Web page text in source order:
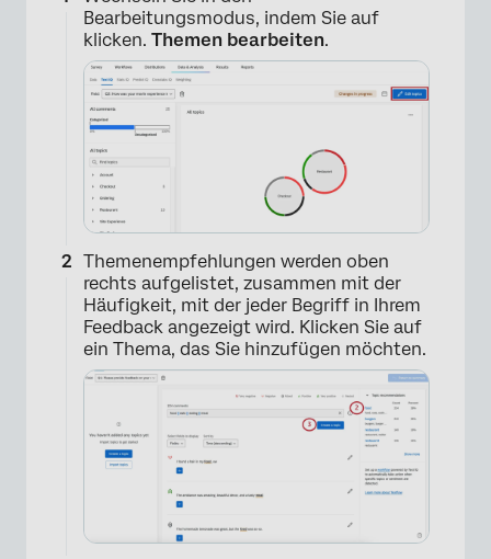
Bearbeitungsmodus, indem Sie auf
klicken. Themen bearbeiten.
Themenempfehlungen werden oben
rechts aufgelistet, zusammen mit der
Häufigkeit, mit der jeder Begriff in Ihrem
Feedback angezeigt wird. Klicken Sie auf
ein Thema, das Sie hinzufügen möchten.